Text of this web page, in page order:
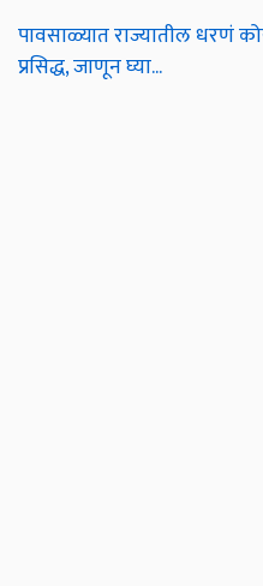
पावसाळ्यात राज्यातील धरणं
प्रसिद्ध, जाणून घ्या...